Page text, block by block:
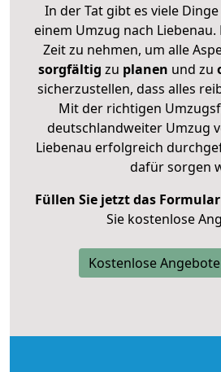
In der Tat gibt es viele
einem Umzug nach Liebenau.
Zeit zu nehmen, um alle
sorgfältig zu planen und zu
sicherzustellen, dass alles
Mit der richtigen
deutschlandweiter Umzug
Liebenau erfolgreich
dafür sorgen
Füllen Sie jetzt das
Sie kostenlose
Kostenlose